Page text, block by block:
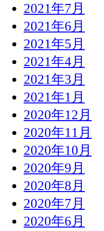
2021年7月
2021年6月
2021年5月
2021年4月
2021年3月
2021年1月
2020年12月
2020年11月
2020年10月
2020年9月
2020年8月
2020年7月
2020年6月